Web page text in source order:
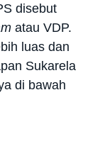
disebut
atau VDP.
luas dan
Sukarela
di bawah